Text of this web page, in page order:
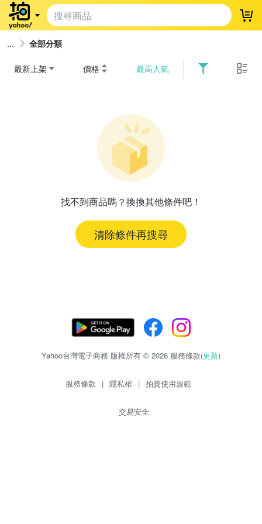
登
全部分類
最新上架 價格 最高人氣
找不到商品嗎？換換其他條件吧！
清除條件再搜尋
Yahoo台灣電子商務 版權所有 © 2026 服務條款(更新)
服務條款 | 隱私權 | 拍賣使用規範
交易安全